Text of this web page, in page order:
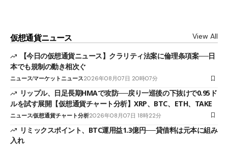
仮想通貨ニュース View All
【今日の仮想通貨ニュース】クラリティ法案に倫理条項案──日
本でも規制の動き相次ぐ
ニュースマーケットニュース2026年08月07日 20時07分
リップル、日足長期HMAで攻防──戻り一巡後の下抜けで0.95ド
ルを試す展開【仮想通貨チャート分析】XRP、BTC、ETH、TAKE
ニュース仮想通貨チャート分析2026年08月07日 18時22分
リミックスポイント、BTC運用益1.3億円──貸借料は元本に組み
入れ